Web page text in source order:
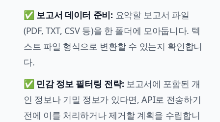
✅ 보고서 데이터 준비: 요약할 보고서 파일
(PDF, TXT, CSV 등)을 한 폴더에 모아둡니다. 텍
스트 파일 형식으로 변환할 수 있는지 확인합니
다.
✅ 민감 정보 필터링 전략: 보고서에 포함된 개
인 정보나 기밀 정보가 있다면, API로 전송하기
전에 이를 처리하거나 제거할 계획을 수립합니